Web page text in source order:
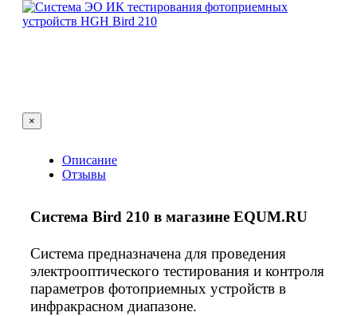
×
Описание
Отзывы
Система Bird 210 в магазине EQUM.RU
Система предназначена для проведения
электрооптического тестирования и контроля
параметров фотоприемных устройств в
инфракрасном диапазоне.